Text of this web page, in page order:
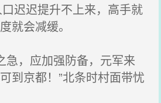
迟迟提升不上来，高手就
就会减缓。
，应加强防备，元军来
到京都！”北条时村面带忧